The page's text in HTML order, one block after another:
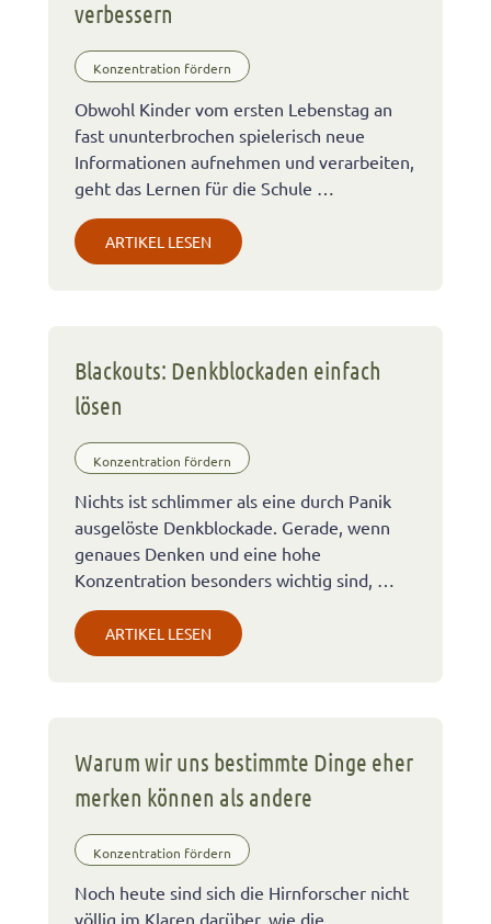
verbessern
Konzentration fördern
Obwohl Kinder vom ersten Lebenstag an
fast ununterbrochen spielerisch neue
Informationen aufnehmen und verarbeiten,
geht das Lernen für die Schule …
ARTIKEL LESEN
Blackouts: Denkblockaden einfach
lösen
Konzentration fördern
Nichts ist schlimmer als eine durch Panik
ausgelöste Denkblockade. Gerade, wenn
genaues Denken und eine hohe
Konzentration besonders wichtig sind, …
ARTIKEL LESEN
Warum wir uns bestimmte Dinge eher
merken können als andere
Konzentration fördern
Noch heute sind sich die Hirnforscher nicht
völlig im Klaren darüber, wie die